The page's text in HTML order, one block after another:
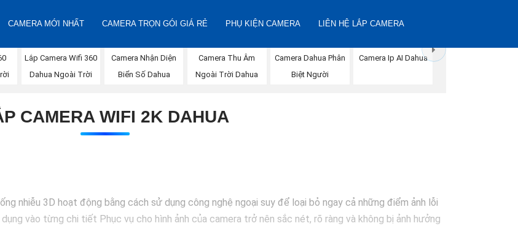
CAMERA MỚI NHẤT CAMERA TRỌN GÓI GIÁ RẺ PHỤ KIỆN CAMERA LIÊN HỆ LẮP CAMERA
Lắp Camera Wifi 360
Dahua Ngoài Trời
Camera Nhận Diện
Biển Số Dahua
Camera Thu Âm
Ngoài Trời Dahua
Camera Dahua Phân
Biệt Người
Camera Ip AI Dahua
CAMERA WIFI 2K DAHUA
nhiễu 3D hoạt động bằng cách sử dụng công nghệ ngoại suy để loại bỏ ngay cả những điểm ảnh lỗi
vào từng chi tiết Phục vụ cho hình ảnh của camera trở nên sắc nét, rõ ràng và không bị ảnh hưởng